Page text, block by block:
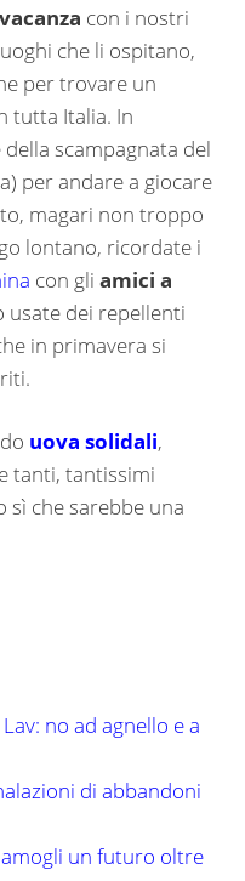
vacanza con i nostri
che li ospitano,
per trovare un
tutta Italia. In
scampagnata del
per andare a giocare
magari non troppo
lontano, ricordate i
con gli amici a
dei repellenti
in primavera si
uova solidali,
tanti, tantissimi
sì che sarebbe una
no ad agnello e a
di abbandoni
un futuro oltre